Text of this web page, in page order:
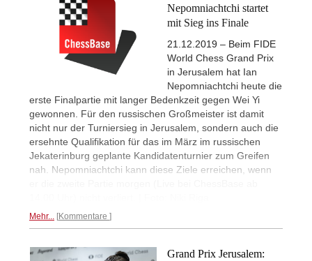
Nepomniachtchi startet
mit Sieg ins Finale
21.12.2019 – Beim FIDE
World Chess Grand Prix
in Jerusalem hat Ian
Nepomniachtchi heute die
erste Finalpartie mit langer Bedenkzeit gegen Wei Yi
gewonnen. Für den russischen Großmeister ist damit
nicht nur der Turniersieg in Jerusalem, sondern auch die
ersehnte Qualifikation für das im März im russischen
Jekaterinburg geplante Kandidatenturnier zum Greifen
nah. Nepomniachtchi kann diese Ziele erreichen, wenn
Mehr... Kommentare
Grand Prix Jerusalem: